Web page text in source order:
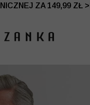
ZA 149,99 ZŁ
NA DRUGI I TRZECI